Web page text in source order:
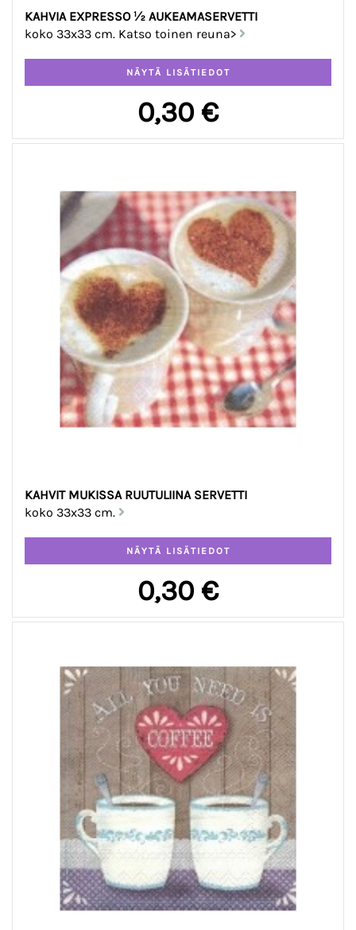
KAHVIA EXPRESSO ½ AUKEAMASERVETTI
koko 33x33 cm. Katso toinen reuna>
0,30 €
KAHVIT MUKISSA RUUTULIINA SERVETTI
koko 33x33 cm.
0,30 €